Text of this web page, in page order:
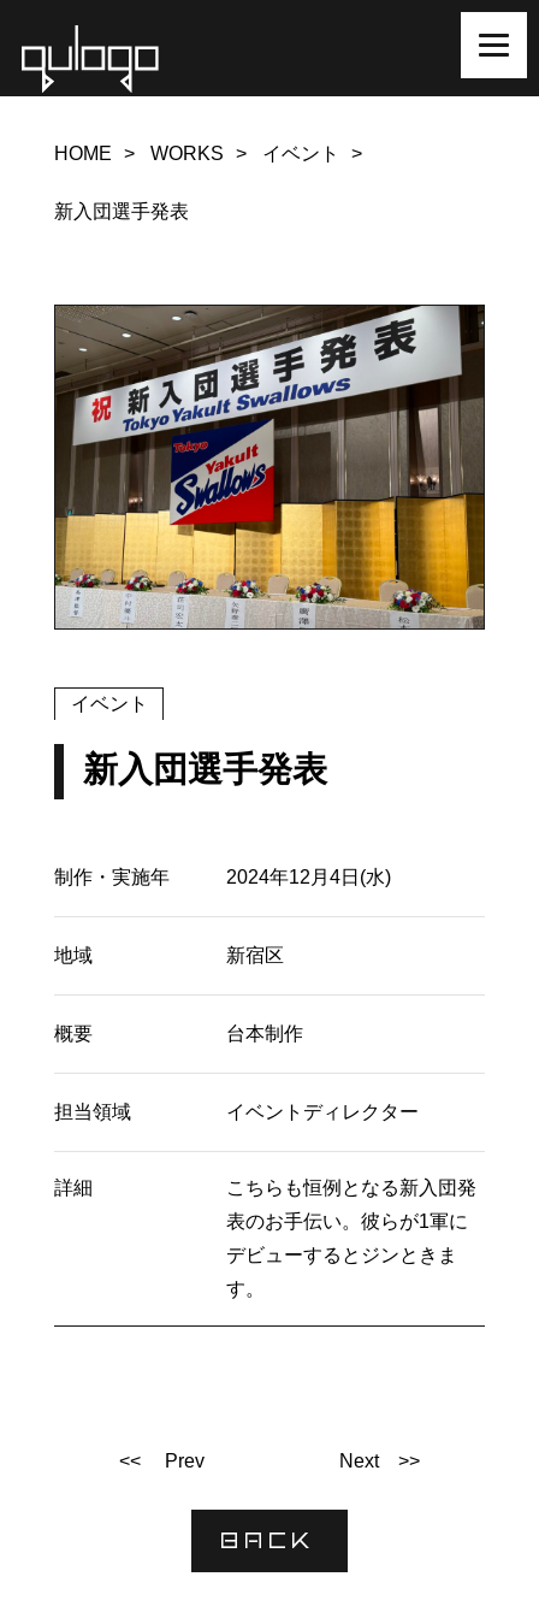
HOME WORKS イベント
新入団選手発表
イベント
新入団選手発表
制作・実施年 2024年12月4日(水)
地域 新宿区
概要 台本制作
担当領域 イベントディレクター
詳細
こちらも恒例となる新入団発
表のお手伝い。彼らが1軍に
デビューするとジンときま
す。
<< Prev Next >>
BACK